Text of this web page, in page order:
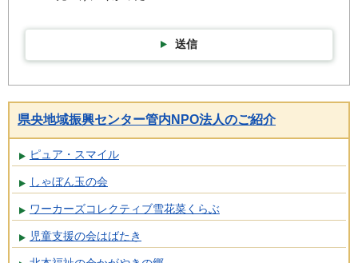
送信
県央地域振興センター管内NPO法人のご紹介
ピュア・スマイル
しゃぼん玉の会
ワーカーズコレクティブ雪花菜くらぶ
児童支援の会はばたき